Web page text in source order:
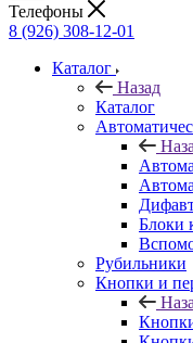
Телефоны
8 (926) 308-12-01
Каталог
Назад
Каталог
Блоки
Рубильники
Кнопки и